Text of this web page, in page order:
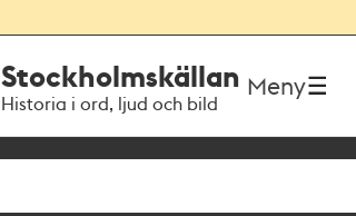
Stockholmskällan
Historia i ord, ljud och bild
Meny